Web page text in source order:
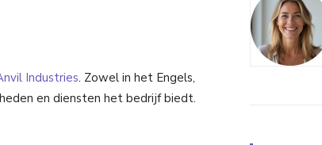
Industries. Zowel in het Engels,
en diensten het bedrijf biedt.